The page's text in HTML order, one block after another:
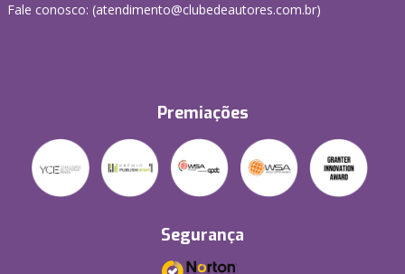
Fale conosco: (atendimento@clubedeautores.com.br)
Premiações
Segurança